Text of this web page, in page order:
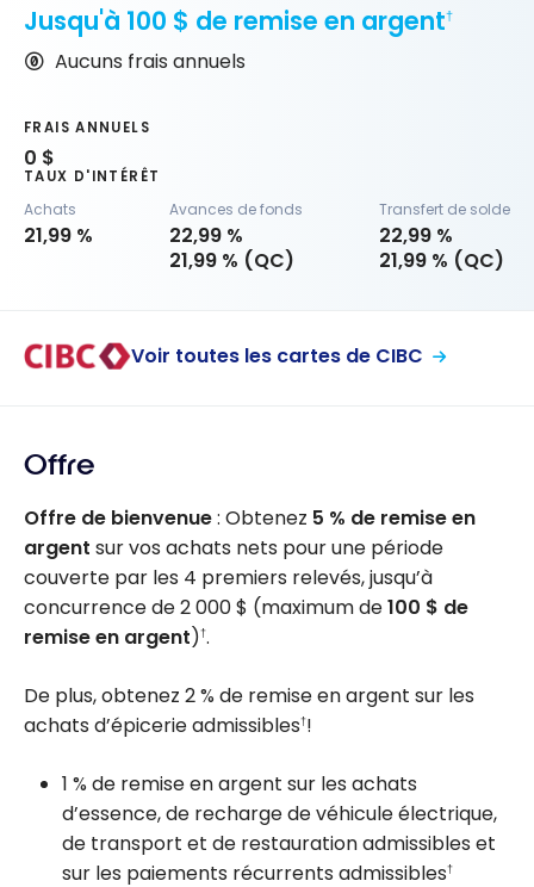
Jusqu'à 100 $ de remise en argent†
Aucuns frais annuels
FRAIS ANNUELS
0 $
TAUX D'INTÉRÊT
Achats
21,99 %
Avances de fonds
22,99 %
21,99 % (QC)
Transfert de solde
22,99 %
21,99 % (QC)
Voir toutes les cartes de CIBC
Offre
Offre de bienvenue: Obtenez 5 % de remise en
argent sur vos achats nets pour une période
couverte par les 4 premiers relevés, jusqu’à
concurrence de2 000 $ (maximum de100 $ de
remise en argent)†.
De plus, obtenez 2 % de remise en argent sur les
achats d’épicerie admissibles†!
1 % de remise en argent sur les achats
d’essence, de recharge de véhicule électrique,
de transport et de restauration admissibles et
sur les paiements récurrents admissibles†